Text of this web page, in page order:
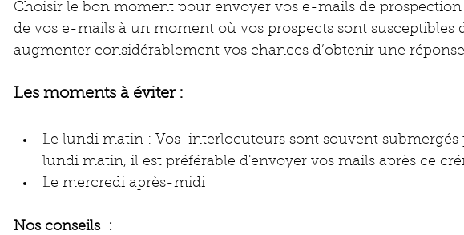
Choisir le bon moment pour envoyer vos e-mails de prospection
de vos e-mails à un moment où vos prospects sont susceptibles
augmenter considérablement vos chances d’obtenir une
Les moments à éviter :
Le lundi matin : Vos  interlocuteurs sont souvent submergés
lundi matin, il est préférable d'envoyer vos mails après ce
Le mercredi après-midi
Nos conseils  :